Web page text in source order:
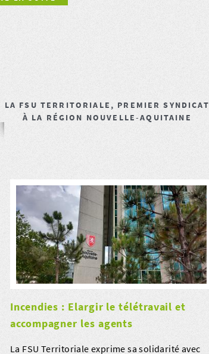
LA FSU TERRITORIALE, PREMIER SYNDICAT
À LA RÉGION NOUVELLE-AQUITAINE
Incendies : Elargir le télétravail et
accompagner les agents
La FSU Territoriale exprime sa solidarité avec